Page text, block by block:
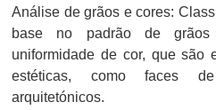
Análise de grãos e cores:
base no padrão de
uniformidade de cor, que são
estéticas, como faces
arquitetónicos.